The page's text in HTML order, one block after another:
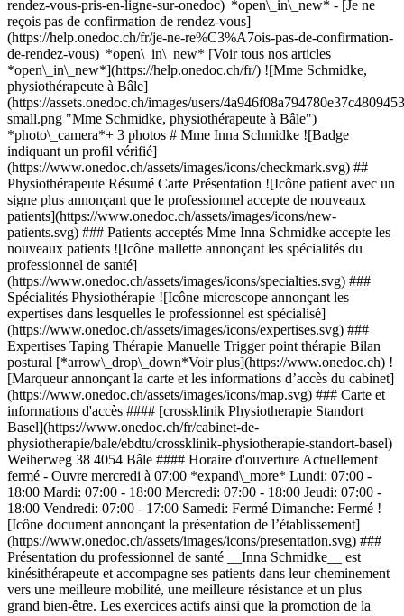
rendez-vous-pris-en-ligne-sur-onedoc) *open\_in\_new* - [Je ne
reçois pas de confirmation de rendez-vous]
(https://help.onedoc.ch/fr/je-ne-re%C3%A7ois-pas-de-confirmation-
de-rendez-vous) *open\_in\_new* [Voir tous nos articles
*open\_in\_new*](https://help.onedoc.ch/fr/) ![Mme Schmidke,
physiothérapeute à Bâle]
(https://assets.onedoc.ch/images/users/
small.png "Mme Schmidke, physiothérapeute à Bâle")
*photo\_camera*+ 3 photos # Mme Inna Schmidke ![Badge
indiquant un profil vérifié]
(https://www.onedoc.ch/assets/images/icons/checkmark.svg) ##
Physiothérapeute Résumé Carte Présentation ![Icône patient avec un
signe plus annonçant que le professionnel accepte de nouveaux
patients](https://www.onedoc.ch/assets/images/icons/new-
patients.svg) ### Patients acceptés Mme Inna Schmidke accepte les
nouveaux patients ![Icône mallette annonçant les spécialités du
professionnel de santé]
(https://www.onedoc.ch/assets/images/icons/specialties.svg) ###
Spécialités Physiothérapie ![Icône microscope annonçant les
expertises dans lesquelles le professionnel est spécialisé]
(https://www.onedoc.ch/assets/images/icons/expertises.svg) ###
Expertises Taping Thérapie Manuelle Trigger point thérapie Bilan
postural [*arrow\_drop\_down*Voir plus](https://www.onedoc.ch) !
[Marqueur annonçant la carte et les informations d’accès du cabinet]
(https://www.onedoc.ch/assets/images/icons/map.svg) ### Carte et
informations d'accès #### [crossklinik Physiotherapie Standort
Basel](https://www.onedoc.ch/fr/cabinet-de-
physiotherapie/bale/ebdtu/crossklinik-physiotherapie-standort-basel)
Weiherweg 38 4054 Bâle #### Horaire d'ouverture Actuellement
fermé - Ouvre mercredi à 07:00 *expand\_more* Lundi: 07:00 -
18:00 Mardi: 07:00 - 18:00 Mercredi: 07:00 - 18:00 Jeudi: 07:00 -
18:00 Vendredi: 07:00 - 17:00 Samedi: Fermé Dimanche: Fermé !
[Icône document annonçant la présentation de l’établissement]
(https://www.onedoc.ch/assets/images/icons/presentation.svg) ###
Présentation du professionnel de santé __Inna Schmidke__ est
kinésithérapeute et accompagne ses patients dans leur cheminement
vers une meilleure mobilité, une meilleure résistance et un plus
grand bien-être. Les exercices actifs ainsi que la promotion de la